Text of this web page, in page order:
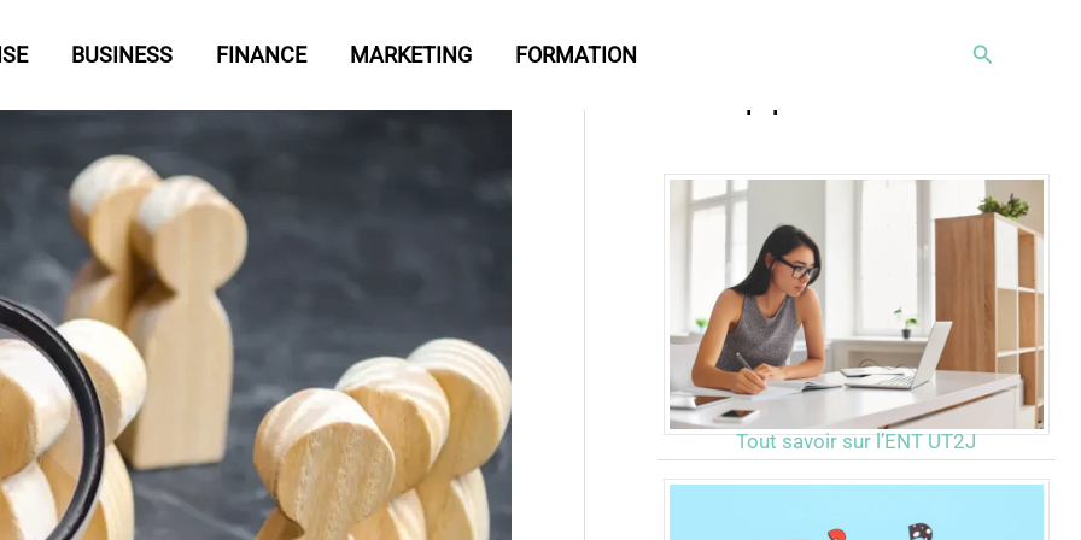
BUSINESS FINANCE MARKETING FORMATION Rechercher
Tout savoir sur l’ENT UT2J